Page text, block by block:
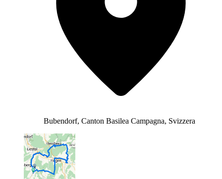
Bubendorf, Canton Basilea Campagna, Svizzera